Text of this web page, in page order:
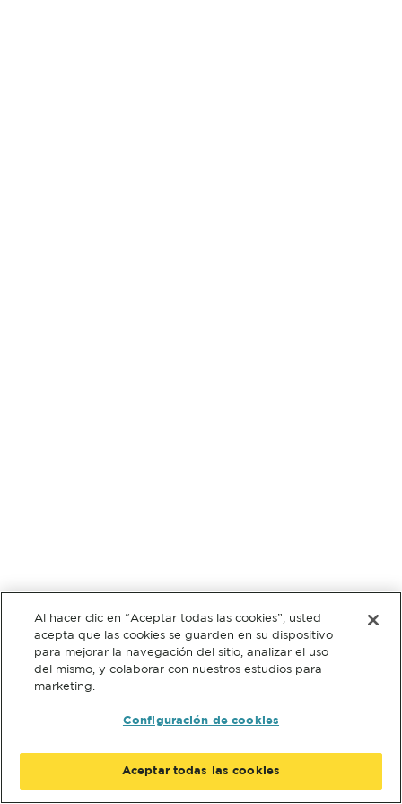
Al hacer clic en “Aceptar todas las cookies”, usted
acepta que las cookies se guarden en su dispositivo
para mejorar la navegación del sitio, analizar el uso
del mismo, y colaborar con nuestros estudios para
marketing.
Configuración de cookies
Aceptar todas las cookies